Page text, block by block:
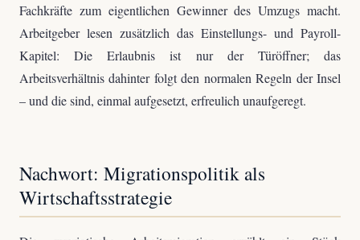
Fachkräfte zum eigentlichen Gewinner des Umzugs macht.
Arbeitgeber lesen zusätzlich das Einstellungs- und Payroll-
Kapitel: Die Erlaubnis ist nur der Türöffner; das
Arbeitsverhältnis dahinter folgt den normalen Regeln der Insel
– und die sind, einmal aufgesetzt, erfreulich unaufgeregt.
Nachwort: Migrationspolitik als
Wirtschaftsstrategie